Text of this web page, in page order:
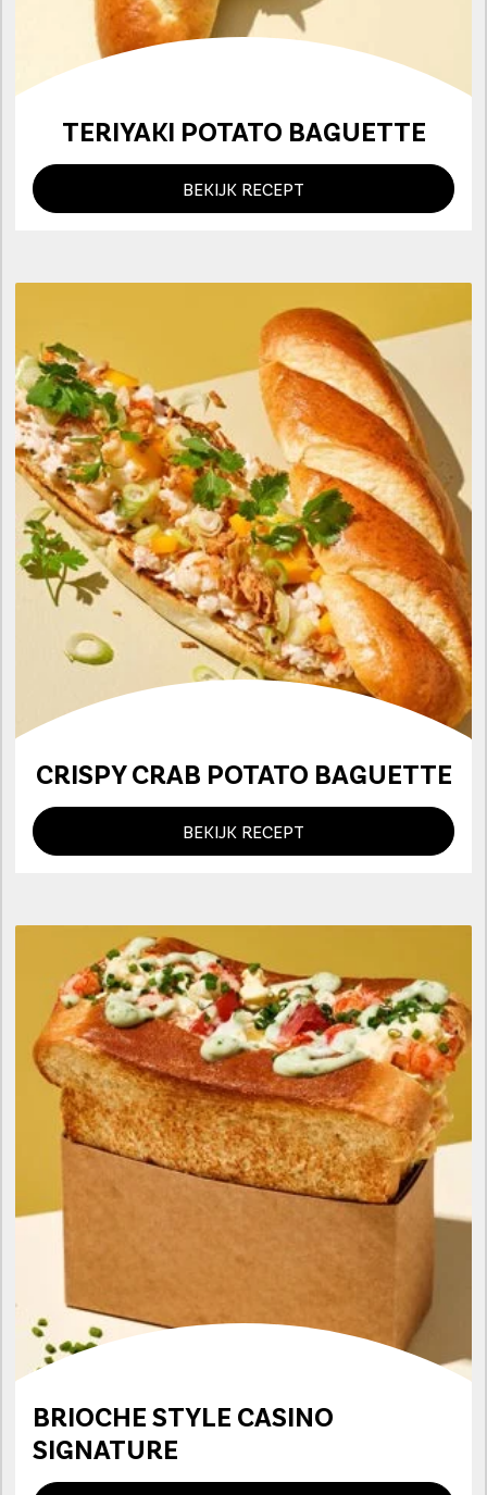
TERIYAKI POTATO BAGUETTE
BEKIJK RECEPT
CRISPY CRAB POTATO BAGUETTE
BEKIJK RECEPT
BRIOCHE STYLE CASINO
SIGNATURE